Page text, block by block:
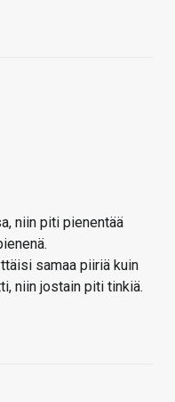
niin piti pienentää
samaa piiriä kuin
niin jostain piti tinkiä.